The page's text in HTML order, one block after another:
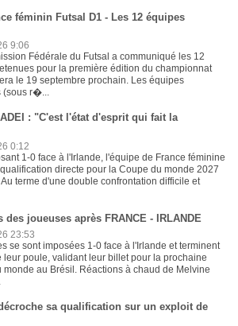
féminin Futsal D1 - Les 12 équipes
9:06
Fédérale du Futsal a communiqué les 12
pour la première édition du championnat
le 19 septembre prochain. Les équipes
(sous r�...
: "C'est l'état d'esprit qui fait la
0:12
1-0 face à l'Irlande, l'équipe de France féminine
directe pour la Coupe du monde 2027
terme d'une double confrontation difficile et
des joueuses après FRANCE - IRLANDE
23:53
se sont imposées 1-0 face à l'Irlande et terminent
leur poule, validant leur billet pour la prochaine
monde au Brésil. Réactions à chaud de Melvine
sa qualification sur un exploit de